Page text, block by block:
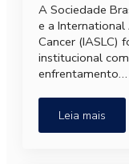
A Sociedade
e a
Cancer (IASLC)
institucional
enfrentamento…
Leia mais